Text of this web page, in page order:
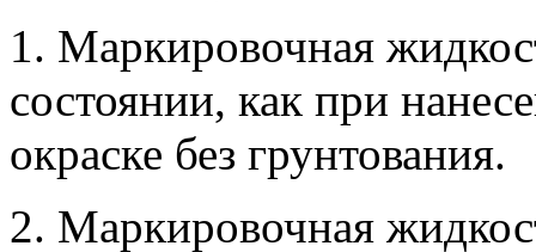
1. Маркировочная
состоянии, как при
окраске без грунтования.
2. Маркировочная